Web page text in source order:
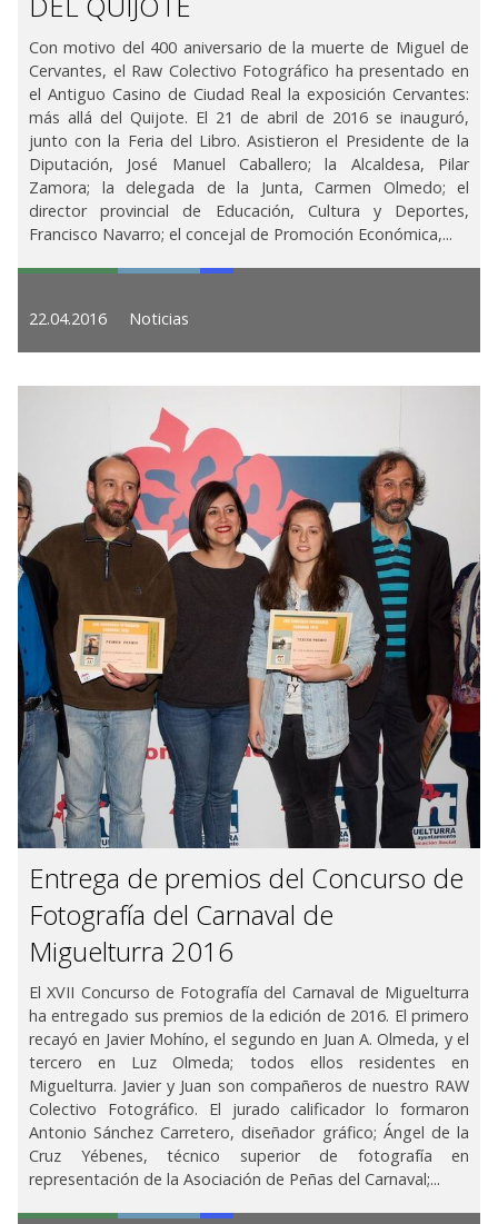
Con motivo del 400 aniversario de la muerte de Miguel de
Cervantes, el Raw Colectivo Fotográfico ha presentado en
el Antiguo Casino de Ciudad Real la exposición Cervantes:
más allá del Quijote. El 21 de abril de 2016 se inauguró,
junto con la Feria del Libro. Asistieron el Presidente de la
Diputación, José Manuel Caballero; la Alcaldesa, Pilar
Zamora; la delegada de la Junta, Carmen Olmedo; el
director provincial de Educación, Cultura y Deportes,
Francisco Navarro; el concejal de Promoción Económica,...
22.04.2016 Noticias
Entrega de premios del Concurso de
Fotografía del Carnaval de
Miguelturra 2016
El XVII Concurso de Fotografía del Carnaval de Miguelturra
ha entregado sus premios de la edición de 2016. El primero
recayó en Javier Mohíno, el segundo en Juan A. Olmeda, y el
tercero en Luz Olmeda; todos ellos residentes en
Miguelturra. Javier y Juan son compañeros de nuestro RAW
Colectivo Fotográfico. El jurado calificador lo formaron
Antonio Sánchez Carretero, diseñador gráfico; Ángel de la
Cruz Yébenes, técnico superior de fotografía en
representación de la Asociación de Peñas del Carnaval;...